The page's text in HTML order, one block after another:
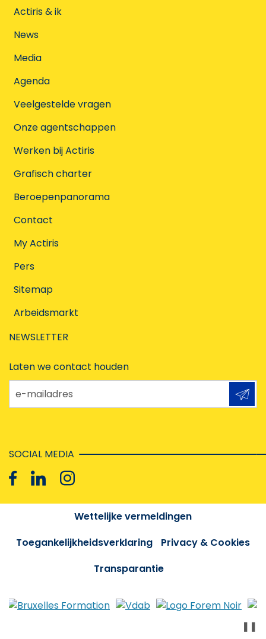
Actiris & ik
News
Media
Agenda
Veelgestelde vragen
Onze agentschappen
Werken bij Actiris
Grafisch charter
Beroepenpanorama
Contact
My Actiris
Pers
Sitemap
Arbeidsmarkt
NEWSLETTER
Laten we contact houden
e-mailadres
SOCIAL MEDIA
Wettelijke vermeldingen
Toegankelijkheidsverklaring
Privacy & Cookies
Transparantie
❚❚